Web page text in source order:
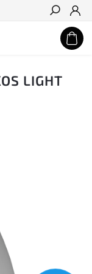
Hledat
LIGHT